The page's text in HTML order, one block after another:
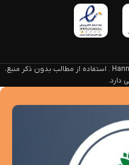
طراحی و توسعه توسط Hannah Comercial Group . استفاده از مطالب بدون ذکر منبع،
دارد.